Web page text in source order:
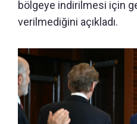
bölgeye indirilmesi için
verilmediğini açıkladı.